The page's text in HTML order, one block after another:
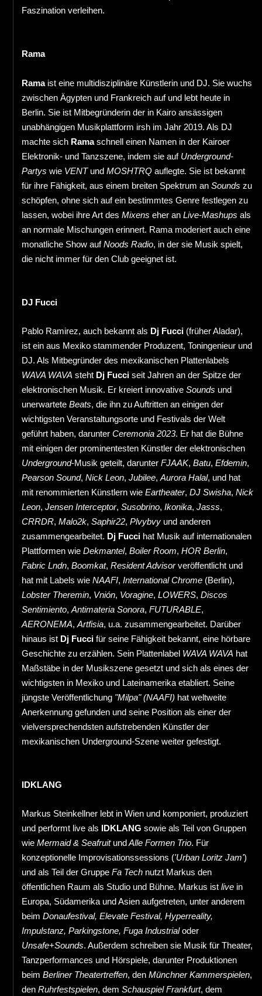
Faszination verleihen.
Rama
Ramaist eine multidisziplinäre Künstlerin und DJ. Sie wuchs
zwischen Ägypten und Frankreich auf und lebt heute in
Berlin. Sie ist Mitbegründerin der in Kairo ansässigen
unabhängigen Musikplattform irsh im Jahr 2019. Als DJ
machte sich Ramaschnell einen Namen in der Kairoer
Elektronik- und Tanzszene, indem sie auf Underground-
Partys wie VENTund MOSHTRQ auflegte. Sie ist bekannt
für ihre Fähigkeit, aus einem breiten Spektrum an Sounds zu
schöpfen, ohne sich auf ein bestimmtes Genre festlegen zu
lassen, wobei ihre Art des Mixens eher an Live-Mashups als
an normale Mischungen erinnert. Rama moderiert auch eine
monatliche Show aufNoods Radio, in der sie Musik spielt,
die nicht immer für den Club geeignet ist.
DJ Fucci
Pablo Ramirez, auch bekannt als Dj Fucci (früher Aladar),
ist ein aus Mexiko stammender Produzent, Toningenieur und
DJ. Als Mitbegründer des mexikanischen Plattenlabels
WAVA WAVA steht Dj Fucci seit Jahren an der Spitze der
elektronischen Musik. Er kreiert innovative Sounds und
unerwartete Beats, die ihn zu Auftritten an einigen der
wichtigsten Veranstaltungsorte und Festivals der Welt
geführt haben, darunter Ceremonia 2023. Er hat die Bühne
mit einigen der prominentesten Künstler der elektronischen
Underground-Musik geteilt, darunter FJAAK, Batu, Efdemin,
Pearson Sound, Nick Leon, Jubilee, Aurora Halal, und hat
mit renommierten Künstlern wie Eartheater, DJ Swisha, Nick
Leon, Jensen Interceptor, Susobrino, Ikonika, Jasss,
CRRDR, Malo2k, Saphir22, Plvybvy und anderen
zusammengearbeitet. Dj Fucci hat Musik auf internationalen
Plattformen wie Dekmantel, Boiler Room, HOR Berlin,
Fabric Lndn, Boomkat, Resident Advisorveröffentlicht und
hat mit Labels wie NAAFI, International Chrome (Berlin),
Lobster Theremin, Vnión, Voragine, LOWERS, Discos
Sentimiento, Antimateria Sonora, FUTURABLE,
AERONEMA, Artfisia, u.a. zusammengearbeitet. Darüber
hinaus ist Dj Fucci für seine Fähigkeit bekannt, eine hörbare
Geschichte zu erzählen. Sein Plattenlabel WAVA WAVA hat
Maßstäbe in der Musikszene gesetzt und sich als eines der
wichtigsten in Mexiko und Lateinamerika etabliert. Seine
jüngste Veröffentlichung "Milpa" (NAAFI) hat weltweite
Anerkennung gefunden und seine Position als einer der
vielversprechendsten aufstrebenden Künstler der
mexikanischen Underground-Szene weiter gefestigt.
IDKLANG
Markus Steinkellner lebt in Wien und komponiert, produziert
und performt live als IDKLANG sowie als Teil von Gruppen
wie Mermaid & SeafruitundAlle Formen Trio. Für
konzeptionelle Improvisationssessions ('Urban Loritz Jam')
und als Teil der Gruppe Fa Tech nutzt Markus den
öffentlichen Raum als Studio und Bühne. Markus ist live in
Europa, Südamerika und Asien aufgetreten, unter anderem
beim Donaufestival, Elevate Festival, Hyperreality,
Impulstanz, Parkingstone, Fuga Industrialoder
Unsafe+Sounds. Außerdem schreiben sie Musik für Theater,
Tanzperformances und Hörspiele, darunter Produktionen
beim Berliner Theatertreffen, den Münchner Kammerspielen,
den Ruhrfestspielen, dem Schauspiel Frankfurt, dem